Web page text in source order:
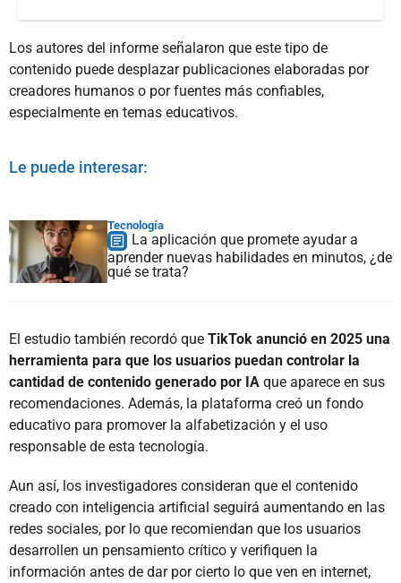
Los autores del informe señalaron que este tipo de
contenido puede desplazar publicaciones elaboradas por
creadores humanos o por fuentes más confiables,
especialmente en temas educativos.
Le puede interesar:
Tecnología
La aplicación que promete ayudar a
aprender nuevas habilidades en minutos, ¿de
qué se trata?
El estudio también recordó que TikTok anunció en 2025 una
herramienta para que los usuarios puedan controlar la
cantidad de contenido generado por IA que aparece en sus
recomendaciones. Además, la plataforma creó un fondo
educativo para promover la alfabetización y el uso
responsable de esta tecnología.
Aun así, los investigadores consideran que el contenido
creado con inteligencia artificial seguirá aumentando en las
redes sociales, por lo que recomiendan que los usuarios
desarrollen un pensamiento crítico y verifiquen la
información antes de dar por cierto lo que ven en internet,